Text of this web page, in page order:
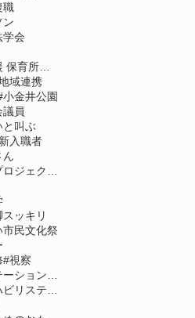
職
ン
学会
域連携
小金井公園
員
と叫ぶ
入職者
ん
ッキリ
民文化祭
#視察